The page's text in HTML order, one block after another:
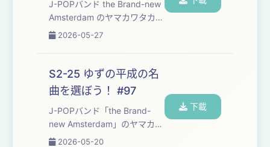
https:...
J-POPバンド ⁠⁠⁠⁠⁠⁠⁠⁠⁠⁠⁠⁠⁠⁠⁠⁠⁠⁠⁠⁠⁠⁠⁠⁠⁠⁠⁠⁠⁠⁠⁠⁠⁠⁠the Brand-new
Amsterdam⁠⁠⁠⁠⁠⁠⁠⁠⁠⁠⁠⁠⁠⁠⁠⁠⁠⁠⁠⁠⁠⁠⁠⁠⁠⁠⁠⁠⁠⁠⁠⁠ ⁠⁠のヤマカワタカヒ
ロとフジモトヨウヘイが、自
ねて、楽しくおしゃべりしな
がら平成30年間の名曲たちを
味わっていくPodcast番組で
す。 ・今回味わった楽曲は⁠⁠⁠⁠⁠⁠⁠⁠...
2026-05-27
S2-25 ゆずの平成の名
曲を選ぼう！ #97
J-POPバンド「⁠⁠⁠⁠⁠⁠⁠⁠⁠⁠⁠⁠⁠⁠⁠⁠⁠⁠⁠⁠⁠⁠⁠⁠⁠⁠⁠⁠⁠⁠⁠⁠⁠⁠⁠the Brand-
new Amsterdam⁠⁠⁠⁠⁠⁠⁠⁠⁠⁠⁠⁠⁠⁠⁠⁠⁠⁠⁠⁠⁠⁠⁠⁠⁠⁠⁠⁠⁠⁠⁠⁠⁠⁠⁠」のヤマカワ
タカヒロとフジモトヨウヘイ
2026-05-20
下載